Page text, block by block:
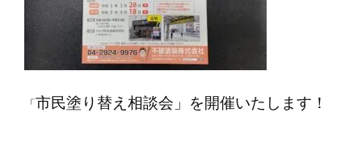
「市民塗り替え相談会」を開催いたします！